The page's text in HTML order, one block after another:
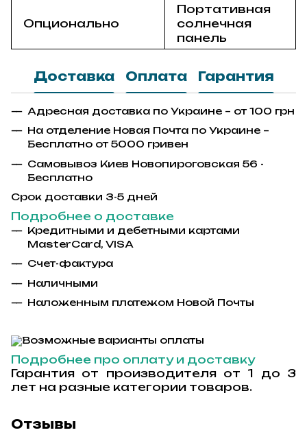
Опционально
Портативная
солнечная
панель
Доставка Оплата Гарантия
Адресная доставка по Украине – от 100 грн
На отделение Новая Почта по Украине –
Бесплатно от 5000 гривен
Самовывоз Киев Новопироговская 56 -
Бесплатно
Срок доставки 3-5 дней
Подробнее о доставке
Кредитными и дебетными картами
MasterCard, VISA
Счет-фактура
Наличными
Наложенным платежом Новой Почты
Подробнее про оплату и доставку
Гарантия от производителя от 1 до 3
лет на разные категории товаров.
Отзывы